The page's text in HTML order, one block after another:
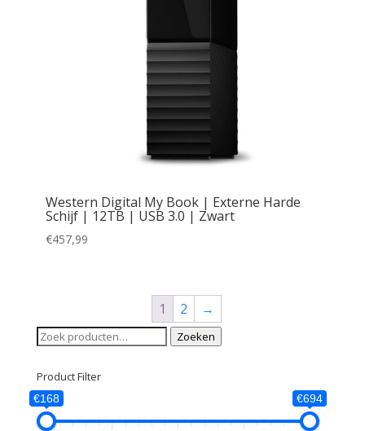
Western Digital My Book | Externe Harde
Schijf | 12TB | USB 3.0 | Zwart
€457,99
1 2
→
Zoeken
naar:
Zoeken
Product Filter
€168 €694